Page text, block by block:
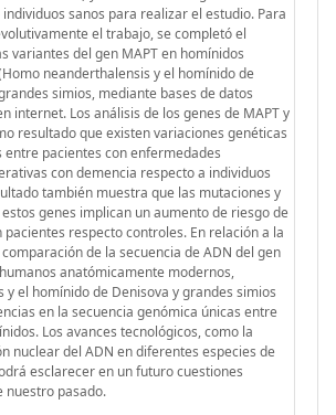
sanos para realizar el estudio. Para
el trabajo, se completó el
variantes del gen MAPT en homínidos
neanderthalensis y el homínido de
simios, mediante bases de datos
internet. Los análisis de los genes de MAPT y
resultado que existen variaciones genéticas
entre pacientes con enfermedades
con demencia respecto a individuos
también muestra que las mutaciones y
genes implican un aumento de riesgo de
pacientes respecto controles. En relación a la
de la secuencia de ADN del gen
anatómicamente modernos,
y el homínido de Denisova y grandes simios
en la secuencia genómica únicas entre
Los avances tecnológicos, como la
nuclear del ADN en diferentes especies de
esclarecer en un futuro cuestiones
nuestro pasado.